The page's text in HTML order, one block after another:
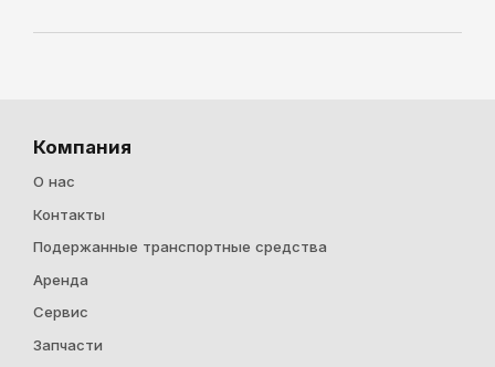
Компания
О нас
Контакты
Подержанные транспортные средства
Аренда
Cервис
Запчасти